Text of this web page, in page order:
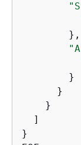
        },
        }
      }
    }
  ]
}